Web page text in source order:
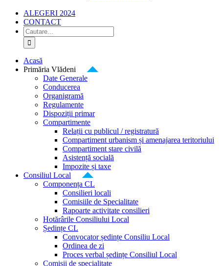
ALEGERI 2024
CONTACT
Cautare...
Acasă
Primăria Vlădeni
Date Generale
Conducerea
Organigramă
Regulamente
Dispoziții primar
Compartimente
Relații cu publicul / registratură
Compartiment urbanism și amenajarea teritoriului
Compartiment stare civilă
Asistență socială
Impozite și taxe
Consiliul Local
Componența CL
Consilieri locali
Comisiile de Specialitate
Rapoarte activitate consilieri
Hotărârile Consiliului Local
Ședințe CL
Convocator ședințe Consiliu Local
Ordinea de zi
Proces verbal ședințe Consiliul Local
Comisii de specialitate